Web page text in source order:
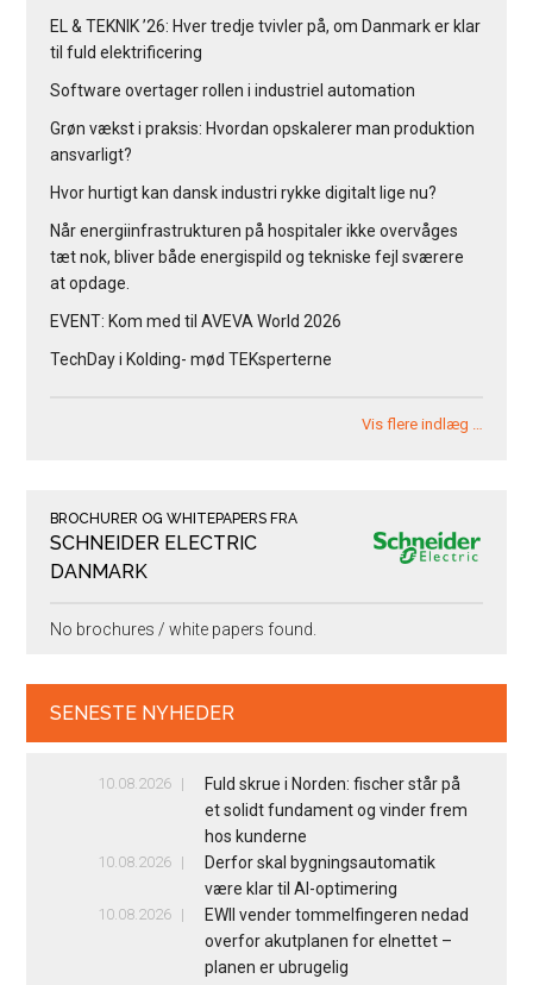
EL & TEKNIK ’26: Hver tredje tvivler på, om Danmark er klar
til fuld elektrificering
Software overtager rollen i industriel automation
Grøn vækst i praksis: Hvordan opskalerer man produktion
ansvarligt?
Hvor hurtigt kan dansk industri rykke digitalt lige nu?
Når energiinfrastrukturen på hospitaler ikke overvåges
tæt nok, bliver både energispild og tekniske fejl sværere
at opdage.
EVENT: Kom med til AVEVA World 2026
TechDay i Kolding- mød TEKsperterne
Vis flere indlæg …
BROCHURER OG WHITEPAPERS FRA
SCHNEIDER ELECTRIC
DANMARK
No brochures / white papers found.
SENESTE NYHEDER
10.08.2026
Fuld skrue i Norden: fischer står på
et solidt fundament og vinder frem
hos kunderne
10.08.2026
Derfor skal bygningsautomatik
være klar til AI-optimering
10.08.2026
EWII vender tommelfingeren nedad
overfor akutplanen for elnettet –
planen er ubrugelig